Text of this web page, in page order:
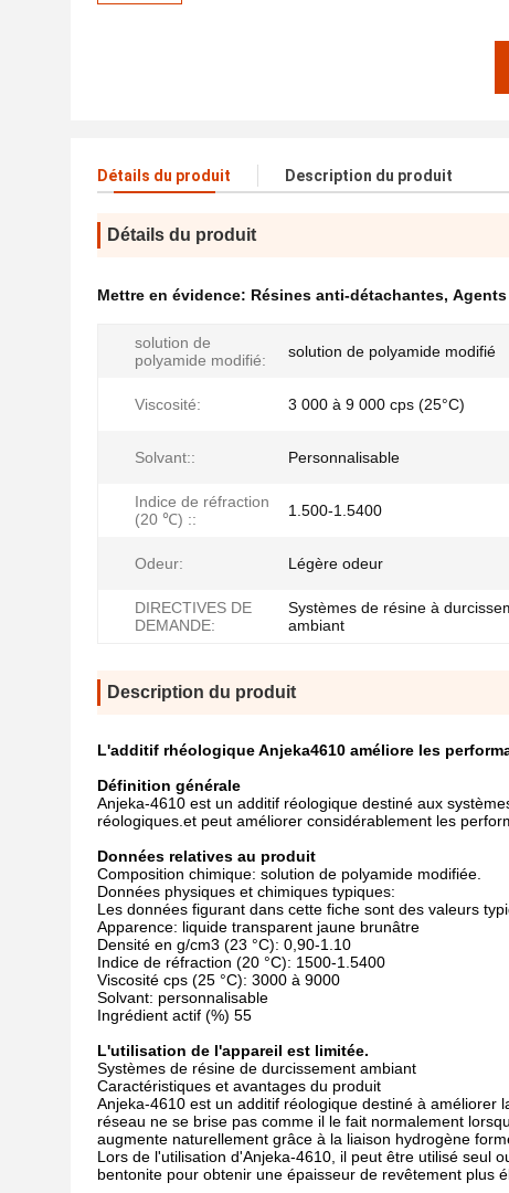
Détails du produit Description du produit
Détails du produit
Mettre en évidence: Résines anti-détachantes,
solution de
polyamide modifié:
solution de polyamide modifié
Viscosité: 3 000 à 9 000 cps (25°C)
Solvant:: Personnalisable
Indice de réfraction
(20 ℃) ::
1.500-1.5400
Odeur: Légère odeur
DIRECTIVES DE
DEMANDE:
Systèmes de résine à
ambiant
Description du produit
L'additif rhéologique Anjeka4610 améliore les
Définition générale
Anjeka-4610 est un additif réologique destiné aux
réologiques.et peut améliorer considérablement les
Données relatives au produit
Composition chimique: solution de polyamide modifiée.
Données physiques et chimiques typiques:
Les données figurant dans cette fiche sont des valeurs
Apparence: liquide transparent jaune brunâtre
Densité en g/cm3 (23 °C): 0,90-1.10
Indice de réfraction (20 °C): 1500-1.5400
Viscosité cps (25 °C): 3000 à 9000
Solvant: personnalisable
Ingrédient actif (%) 55
L'utilisation de l'appareil est limitée.
Systèmes de résine de durcissement ambiant
Caractéristiques et avantages du produit
Anjeka-4610 est un additif réologique destiné à
réseau ne se brise pas comme il le fait normalement
augmente naturellement grâce à la liaison hydrogène
Lors de l'utilisation d'Anjeka-4610, il peut être utilisé seul
bentonite pour obtenir une épaisseur de revêtement plus